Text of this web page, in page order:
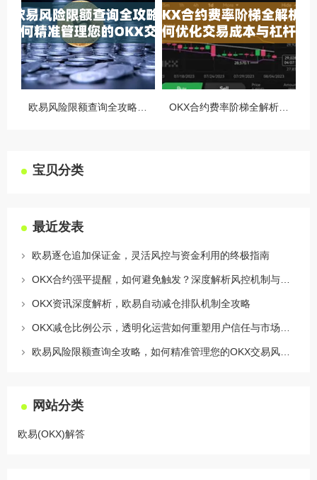
宝贝分类
最近发表
欧易逐仓追加保证金，灵活风控与资金利用的终极指南
OKX资讯深度解析，欧易自动减仓排队机制全攻略
网站分类
欧易(OKX)解答